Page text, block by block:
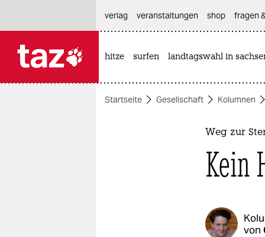
themen
verlag
veranstaltungen shop fragen
hitze surfen landtagswahl in
Startseite Gesellschaft Kolumnen
Weg zur
Kein
von